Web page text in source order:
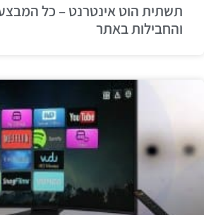
תשתית הוט אינטרנט – כל
והחבילות באתר